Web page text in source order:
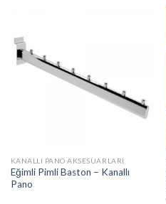
KANALLI PANO AKSESUARLARI
Eğimli Pimli Baston – Kanallı
Pano